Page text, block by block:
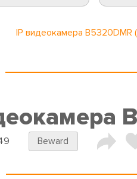
IP видеокамера B5320DMR
Beward